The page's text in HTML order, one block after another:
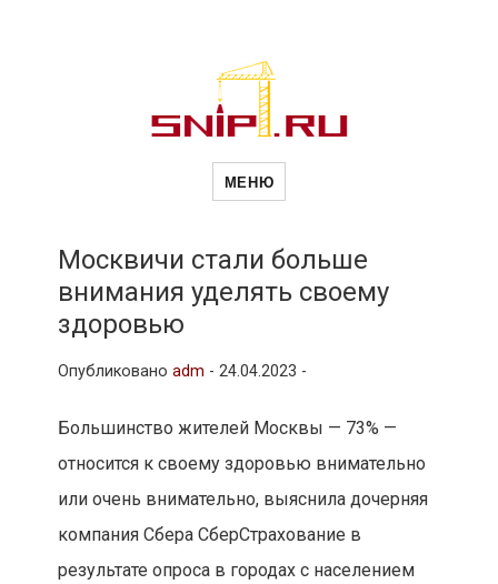
Новости
другие связанные со стройкой
рубрики
МЕНЮ
Москвичи стали больше
внимания уделять своему
здоровью
Опубликовано adm - 24.04.2023 -
Большинство жителей Москвы — 73% —
относится к своему здоровью внимательно
или очень внимательно, выяснила дочерняя
компания Сбера СберСтрахование в
результате опроса в городах с населением